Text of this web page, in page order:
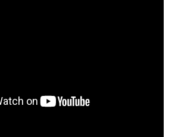
Прозорість влади